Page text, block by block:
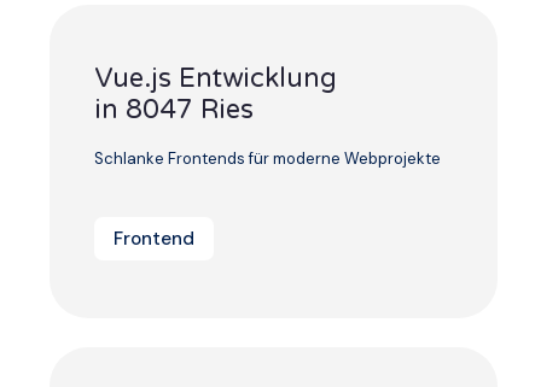
Vue.js Entwicklung
in 8047 Ries
Schlanke Frontends für moderne Webprojekte
Frontend